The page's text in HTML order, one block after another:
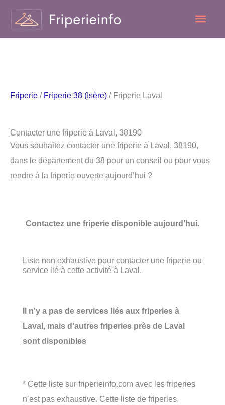
contenu
Friperie / Friperie 38 (Isère) / Friperie Laval
Contacter une friperie à Laval, 38190
Vous souhaitez contacter une friperie à Laval, 38190,
dans le département du 38 pour un conseil ou pour vous
rendre à la friperie ouverte aujourd’hui ?
Contactez une friperie disponible aujourd’hui.
Liste non exhaustive pour contacter une friperie ou
service lié à cette activité à Laval.
Il n'y a pas de services liés aux friperies à
Laval, mais d'autres friperies près de Laval
sont disponibles
* Cette liste sur friperieinfo.com avec les friperies
n’est pas exhaustive. Cette liste de friperies,